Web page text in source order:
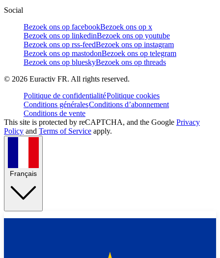
Social
Bezoek ons op facebookBezoek ons op x
Bezoek ons op linkedinBezoek ons op youtube
Bezoek ons op rss-feedBezoek ons op instagram
Bezoek ons op mastodonBezoek ons op telegram
Bezoek ons op blueskyBezoek ons op threads
© 2026 Euractiv FR. All rights reserved.
Politique de confidentialitéPolitique cookies
Conditions généralesConditions d’abonnement
Conditions de vente
This site is protected by reCAPTCHA, and the Google Privacy
Policy and Terms of Service apply.
Français